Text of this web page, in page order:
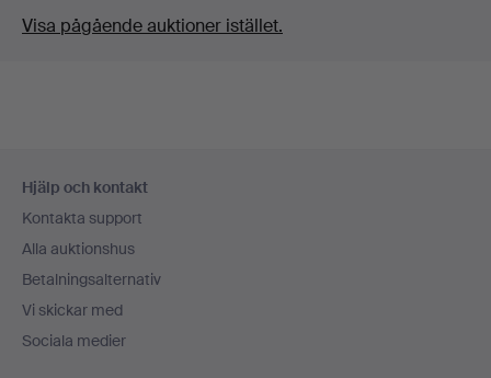
Visa pågående auktioner istället.
Hjälp och kontakt
Kontakta support
Alla auktionshus
Betalningsalternativ
Vi skickar med
Sociala medier